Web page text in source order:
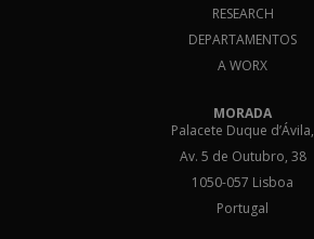
RESEARCH
DEPARTAMENTOS
A WORX
MORADA
Palacete Duque d’Ávila,
Av. 5 de Outubro, 38
1050-057 Lisboa
Portugal